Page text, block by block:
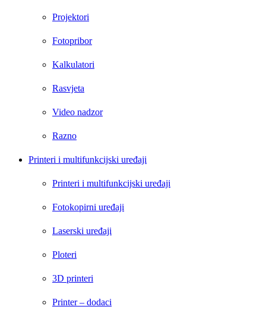
Projektori
Fotopribor
Kalkulatori
Rasvjeta
Video nadzor
Razno
Printeri i multifunkcijski uređaji
Printeri i multifunkcijski uređaji
Fotokopirni uređaji
Laserski uređaji
Ploteri
3D printeri
Printer – dodaci